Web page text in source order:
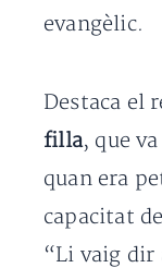
evangèlic.
Destaca el
filla, que
quan era
capacitat
“Li vaig dir